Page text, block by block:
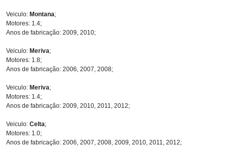
Veiculo: Montana;
Motores: 1.4;
Anos de fabricação: 2009, 2010;
Veiculo: Meriva;
Motores: 1.8;
Anos de fabricação: 2006, 2007, 2008;
Veiculo: Meriva;
Motores: 1.4;
Anos de fabricação: 2009, 2010, 2011, 2012;
Veiculo: Celta;
Motores: 1.0;
Anos de fabricação: 2006, 2007, 2008, 2009, 2010, 2011, 2012;